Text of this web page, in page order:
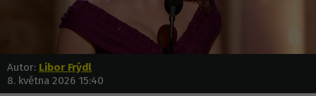
Autor: Libor Frýdl
8. května 2026 15:40